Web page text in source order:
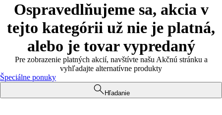
Ospravedlňujeme sa, akcia v
tejto kategórii už nie je platná,
alebo je tovar vypredaný
Pre zobrazenie platných akcií, navštívte našu Akčnú stránku a
vyhľadajte alternatívne produkty
Špeciálne ponuky
Hľadanie